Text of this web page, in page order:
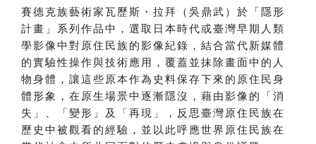
賽德克族藝術家瓦歷斯・拉拜（吳鼎武）於「隱形
計畫」系列作品中，選取日本時代或臺灣早期人類
學影像中對原住民族的影像紀錄，結合當代新媒體
的實驗性操作與技術應用，覆蓋並抹除畫面中的人
物身體，讓這些原本作為史料保存下來的原住民身
體形象，在原生場景中逐漸隱沒，藉由影像的「消
失」、「變形」及「再現」，反思臺灣原住民族在
歷史中被觀看的經驗，並以此呼應世界原住民族在